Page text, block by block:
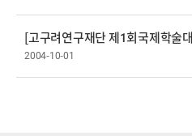
2004-10-01